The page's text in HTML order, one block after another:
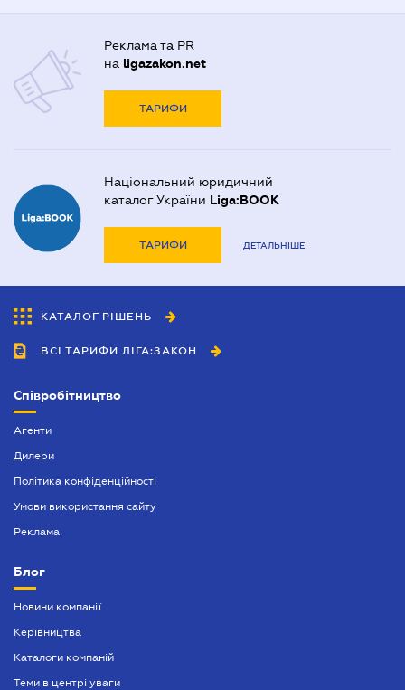
Реклама та PR
на ligazakon.net
ТАРИФИ
Національний юридичний
каталог України Liga:BOOK
ТАРИФИ ДЕТАЛЬНІШЕ
КАТАЛОГ РІШЕНЬ
ВСІ ТАРИФИ ЛІГА:ЗАКОН
Співробітництво
Агенти
Дилери
Політика конфіденційності
Умови використання сайту
Реклама
Блог
Новини компанії
Керівництва
Каталоги компаній
Теми в центрі уваги